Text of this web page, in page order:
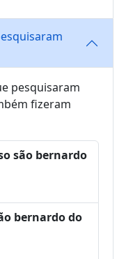
pesquisaram
fizeram
são bernardo
bernardo do